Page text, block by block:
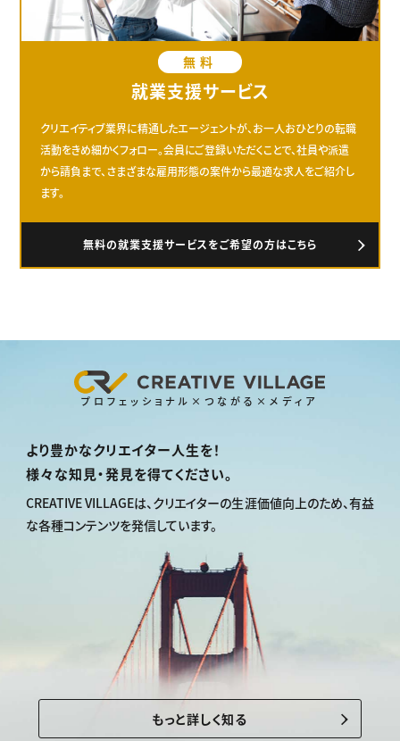
無料
就業支援サービス
クリエイティブ業界に精通したエージェントが、お一人おひとりの転職
活動をきめ細かくフォロー。会員にご登録いただくことで、社員や派遣
から請負まで、さまざまな雇用形態の案件から最適な求人をご紹介し
ます。
無料の就業支援サービスをご希望の方はこちら
プロフェッショナル×つながる×メディア
より豊かなクリエイター人生を！
様々な知見・発見を得てください。
CREATIVE VILLAGEは、クリエイターの生涯価値向上のため、有益
な各種コンテンツを発信しています。
もっと詳しく知る